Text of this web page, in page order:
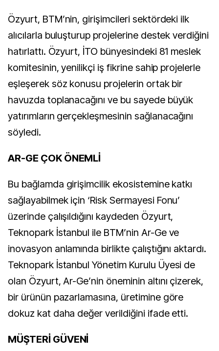
Özyurt, BTM’nin, girişimcileri sektördeki ilk
alıcılarla buluşturup projelerine destek verdiğini
hatırlattı. Özyurt, İTO bünyesindeki 81 meslek
komitesinin, yenilikçi iş fikrine sahip projelerle
eşleşerek söz konusu projelerin ortak bir
havuzda toplanacağını ve bu sayede büyük
yatırımların gerçekleşmesinin sağlanacağını
söyledi.
AR-GE ÇOK ÖNEMLİ
Bu bağlamda girişimcilik ekosistemine katkı
sağlayabilmek için ‘Risk Sermayesi Fonu’
üzerinde çalışıldığını kaydeden Özyurt,
Teknopark İstanbul ile BTM’nin Ar-Ge ve
inovasyon anlamında birlikte çalıştığını aktardı.
Teknopark İstanbul Yönetim Kurulu Üyesi de
olan Özyurt, Ar-Ge’nin öneminin altını çizerek,
bir ürünün pazarlamasına, üretimine göre
dokuz kat daha değer verildiğini ifade etti.
MÜŞTERİ GÜVENİ